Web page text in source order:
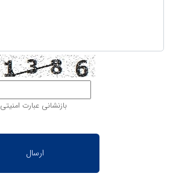
بازنشانی عبارت امنیتی